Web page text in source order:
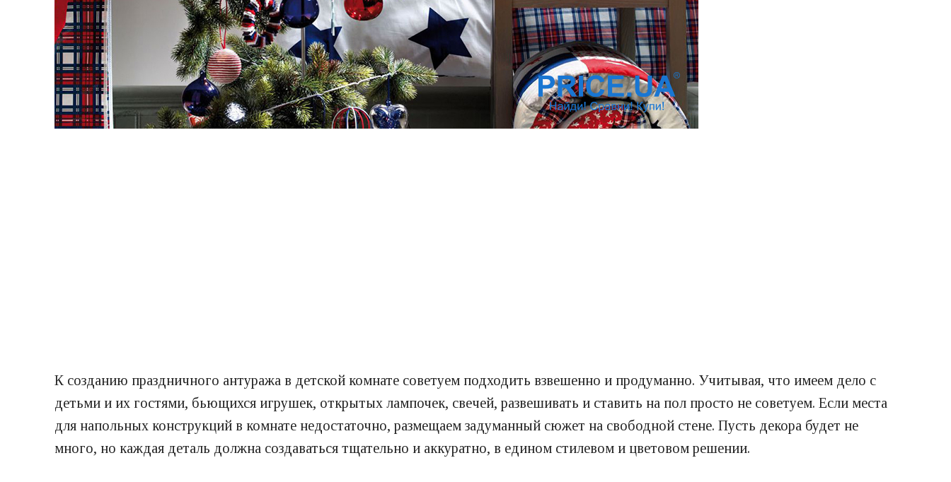
К созданию праздничного антуража в детской комнате советуем подходить взвешенно и продуманно. Учитывая, что имеем дело с
детьми и их гостями, бьющихся игрушек, открытых лампочек, свечей, развешивать и ставить на пол просто не советуем. Если места
для напольных конструкций в комнате недостаточно, размещаем задуманный сюжет на свободной стене. Пусть декора будет не
много, но каждая деталь должна создаваться тщательно и аккуратно, в едином стилевом и цветовом решении.